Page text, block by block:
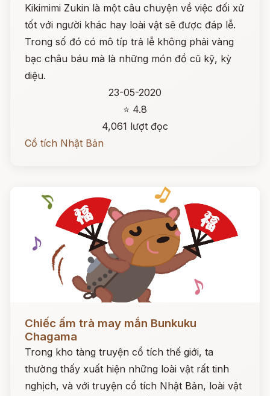
Kikimimi Zukin là một câu chuyện về việc đối xử
tốt với người khác hay loài vật sẽ được đáp lễ.
Trong số đó có mô típ trả lễ không phải vàng
bạc châu báu mà là những món đồ cũ kỹ, kỳ
diệu.
23-05-2020
⭐ 4.8
4,061 lượt đọc
Cổ tích Nhật Bản
Đọc ngay
Chiếc ấm trà may mắn Bunkuku
Chagama
Trong kho tàng truyện cổ tích thế giới, ta
thường thấy xuất hiện những loài vật rất tinh
nghịch, và với truyện cổ tích Nhật Bản, loài vật